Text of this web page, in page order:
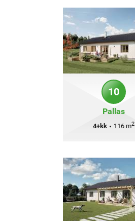
10
Pallas
4+kk • 116 m2